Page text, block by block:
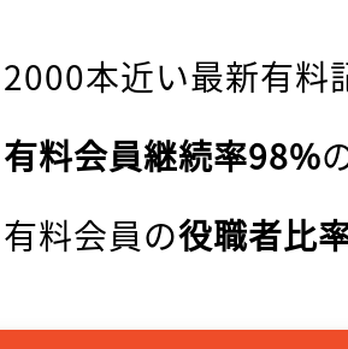
2000本近い最新有料
有料会員継続率98%
有料会員の役職者比